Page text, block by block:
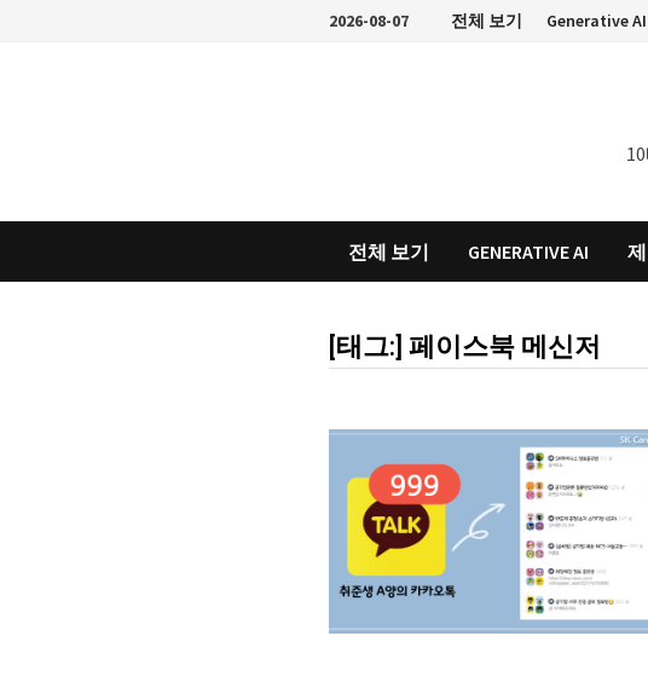
2026-08-07 전체 보기 Generative AI
전체 보기 GENERATIVE AI
[태그:] 페이스북 메신저